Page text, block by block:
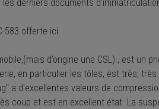
derniers documents
583 offerte ici
d’origine une CSL) , est un
en particulier les tôles, est très,
a d'excellentes valeurs de
coup et est en excellent état. La